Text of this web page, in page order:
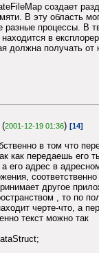
создает
В эту область
разные процессы. В
в
должна получать от
(2001-12-19 01:36) [14]
в том что
как передаешь его
его адрес в
другое
, то по
черте-что, а
текст можно так